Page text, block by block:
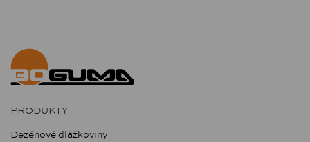
PRODUKTY
Dezénové dlážkoviny